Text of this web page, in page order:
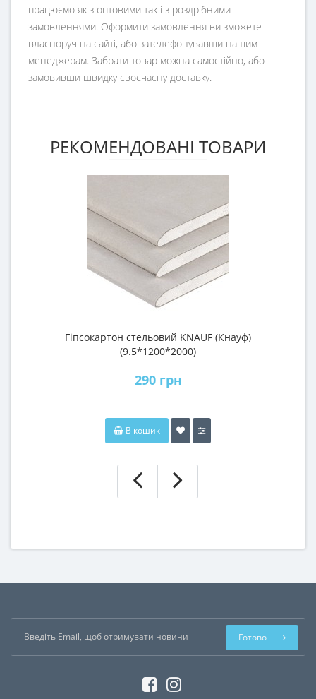
працюємо як з оптовими так і з роздрібними
замовленнями. Оформити замовлення ви зможете
власноруч на сайті, або зателефонувавши нашим
менеджерам. Забрати товар можна самостійно, або
замовивши швидку своєчасну доставку.
РЕКОМЕНДОВАНІ ТОВАРИ
Гіпсокартон стельовий KNAUF (Кнауф)
(9.5*1200*2000)
290 грн
В кошик
Готово